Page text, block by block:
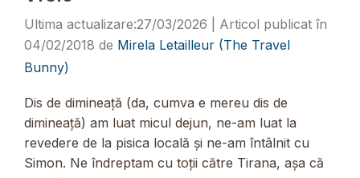
27/03/2026
04/02/2018 de Mirela Letailleur (The Travel
Bunny)
Dis de dimineață (da, cumva e mereu dis de
dimineață) am luat micul dejun, ne-am luat la
revedere de la pisica locală și ne-am întâlnit cu
Simon. Ne îndreptam cu toții către Tirana, așa că